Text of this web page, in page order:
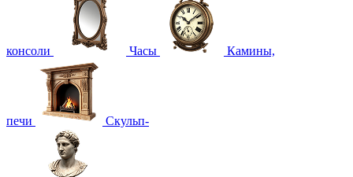
консоли Часы Камины,
печи Скульп-